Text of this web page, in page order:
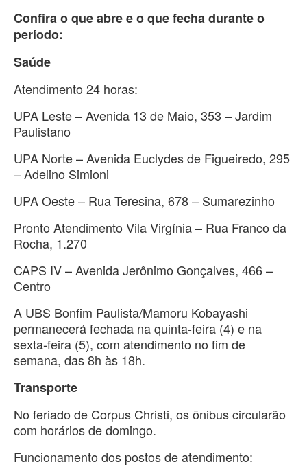
Confira o que abre e o que fecha durante o
período:
Saúde
Atendimento 24 horas:
UPA Leste – Avenida 13 de Maio, 353 – Jardim
Paulistano
UPA Norte – Avenida Euclydes de Figueiredo, 295
– Adelino Simioni
UPA Oeste – Rua Teresina, 678 – Sumarezinho
Pronto Atendimento Vila Virgínia – Rua Franco da
Rocha, 1.270
CAPS IV – Avenida Jerônimo Gonçalves, 466 –
Centro
A UBS Bonfim Paulista/Mamoru Kobayashi
permanecerá fechada na quinta-feira (4) e na
sexta-feira (5), com atendimento no fim de
semana, das 8h às 18h.
Transporte
No feriado de Corpus Christi, os ônibus circularão
com horários de domingo.
Funcionamento dos postos de atendimento: